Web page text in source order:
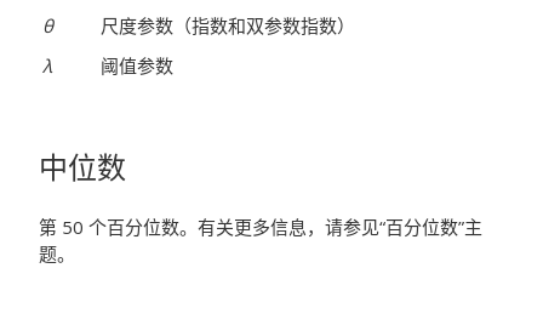
θ
尺度参数（指数和双参数指数）
λ
阈值参数
中位数
第 50 个百分位数。有关更多信息，请参见“百分位数”主
题。